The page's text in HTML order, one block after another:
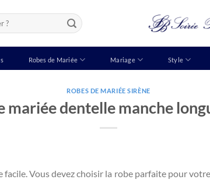
Robes de Mariée Mariage Style
ROBES DE MARIÉE SIRÈNE
mariée dentelle manche
facile. Vous devez choisir la robe parfaite pour